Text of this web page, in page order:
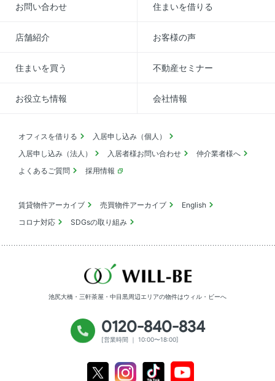
お問い合わせ 住まいを借りる
店舗紹介 お客様の声
住まいを買う 不動産セミナー
お役立ち情報 会社情報
オフィスを借りる
入居申し込み（個人）
入居申し込み（法人）
入居者様お問い合わせ
仲介業者様へ
よくあるご質問
採用情報
賃貸物件アーカイブ 売買物件アーカイブ
English
コロナ対応
SDGsの取り組み
池尻大橋・三軒茶屋・中目黒周辺エリアの物件はウィル・ビーへ
0120-840-834
[営業時間 ｜ 10:00〜18:00]
InstagramTiktok